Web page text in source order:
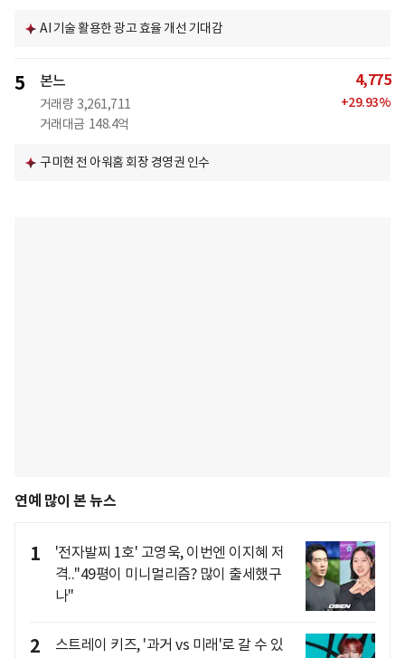
AI 기술 활용한 광고 효율 개선 기대감
5 본느
거래량 3,261,711
거래대금 148.4억
4,775
+29.93%
구미현 전 아워홈 회장 경영권 인수
연예 많이 본 뉴스
1
'전자발찌 1호' 고영욱, 이번엔 이지혜 저
격.."49평이 미니멀리즘? 많이 출세했구
나"
2
스트레이 키즈, '과거 vs 미래'로 갈 수 있